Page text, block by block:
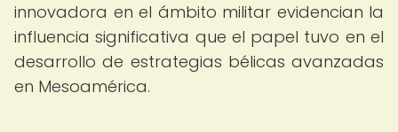
innovadora en el ámbito militar evidencian la
influencia significativa que el papel tuvo en el
desarrollo de estrategias bélicas avanzadas
en Mesoamérica.